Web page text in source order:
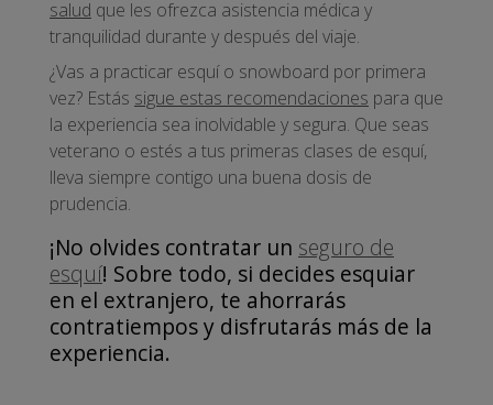
salud que les ofrezca asistencia médica y
tranquilidad durante y después del viaje.
¿Vas a practicar esquí o snowboard por primera
vez? Estás sigue estas recomendaciones para que
la experiencia sea inolvidable y segura. Que seas
veterano o estés a tus primeras clases de esquí,
lleva siempre contigo una buena dosis de
prudencia.
¡No olvides contratar un seguro de
esquí! Sobre todo, si decides esquiar
en el extranjero, te ahorrarás
contratiempos y disfrutarás más de la
experiencia.